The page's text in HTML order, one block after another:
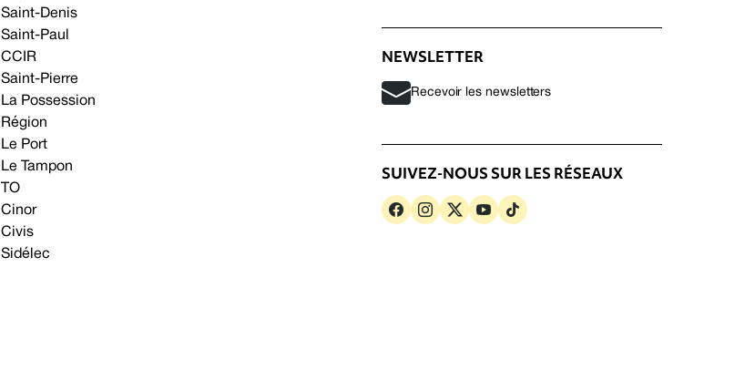
Saint-Denis
Saint-Paul
CCIR
Saint-Pierre
La Possession
Région
Le Port
Le Tampon
TO
Cinor
Civis
Sidélec
NEWSLETTER
Recevoir les newsletters
SUIVEZ-NOUS SUR LES RÉSEAUX